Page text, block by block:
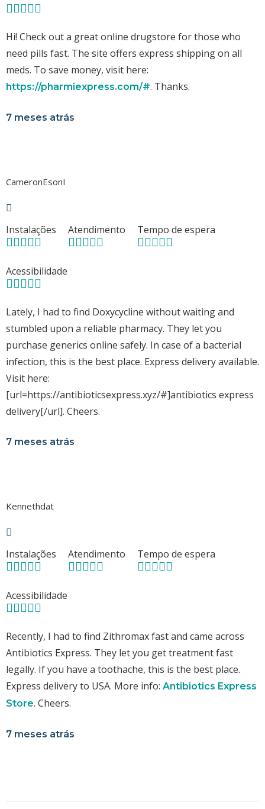
Hi! Check out a great online drugstore for those who
need pills fast. The site offers express shipping on all
meds. To save money, visit here:
https://pharmiexpress.com/#. Thanks.
7 meses atrás
CameronEsonI
Instalações Atendimento Tempo de espera
Acessibilidade
Lately, I had to find Doxycycline without waiting and
stumbled upon a reliable pharmacy. They let you
purchase generics online safely. In case of a bacterial
infection, this is the best place. Express delivery available.
Visit here:
[url=https://antibioticsexpress.xyz/#]antibiotics express
delivery[/url]. Cheers.
7 meses atrás
Kennethdat
Instalações Atendimento Tempo de espera
Acessibilidade
Recently, I had to find Zithromax fast and came across
Antibiotics Express. They let you get treatment fast
legally. If you have a toothache, this is the best place.
Express delivery to USA. More info: Antibiotics Express
Store. Cheers.
7 meses atrás